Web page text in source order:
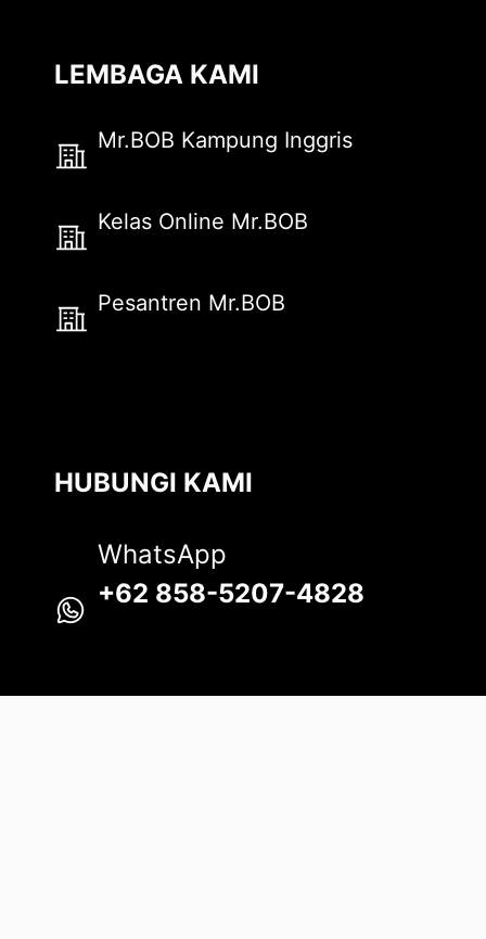
LEMBAGA KAMI
Mr.BOB Kampung Inggris
Kelas Online Mr.BOB
Pesantren Mr.BOB
HUBUNGI KAMI
WhatsApp
+62 858-5207-4828